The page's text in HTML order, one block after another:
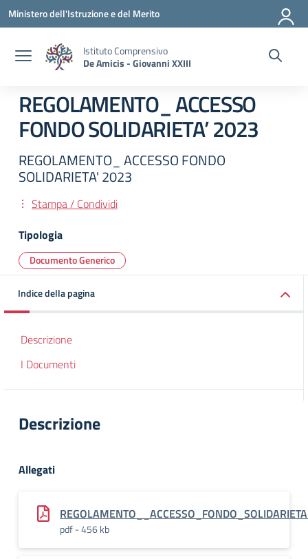
Vai ai contenuti
Vai al menu di navigazione
Vai al footer
Ministero dell'Istruzione e del Merito
Istituto Comprensivo
De Amicis - Giovanni XXIII
REGOLAMENTO_ ACCESSO
FONDO SOLIDARIETA’ 2023
REGOLAMENTO_ ACCESSO FONDO
SOLIDARIETA' 2023
Stampa / Condividi
Tipologia
Documento Generico
Indice della pagina
Descrizione
I Documenti
Descrizione
Allegati
pdf - 456 kb